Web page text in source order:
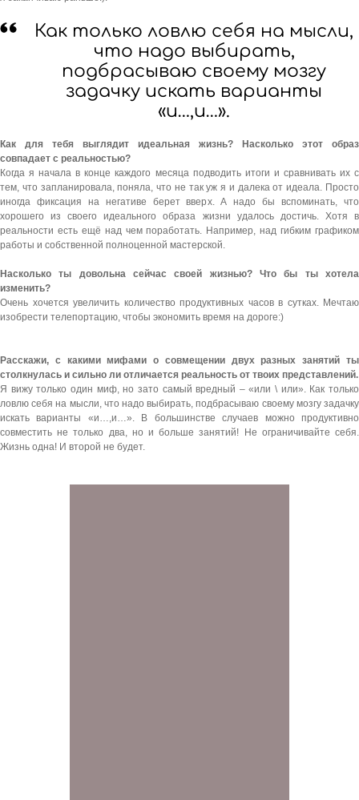
Как только ловлю себя на мысли,
что надо выбирать,
подбрасываю своему мозгу
задачку искать варианты
«и…,и…».
Как для тебя выглядит идеальная жизнь? Насколько этот образ
совпадает с реальностью?
Когда я начала в конце каждого месяца подводить итоги и сравнивать их с
тем, что запланировала, поняла, что не так уж я и далека от идеала. Просто
иногда фиксация на негативе берет вверх. А надо бы вспоминать, что
хорошего из своего идеального образа жизни удалось достичь. Хотя в
реальности есть ещё над чем поработать. Например, над гибким графиком
работы и собственной полноценной мастерской.
Насколько ты довольна сейчас своей жизнью? Что бы ты хотела
изменить?
Очень хочется увеличить количество продуктивных часов в сутках. Мечтаю
изобрести телепортацию, чтобы экономить время на дороге:)
Расскажи, с какими мифами о совмещении двух разных занятий ты
столкнулась и сильно ли отличается реальность от твоих представлений.
Я вижу только один миф, но зато самый вредный – «или \ или». Как только
ловлю себя на мысли, что надо выбирать, подбрасываю своему мозгу задачку
искать варианты «и…,и…». В большинстве случаев можно продуктивно
совместить не только два, но и больше занятий! Не ограничивайте себя.
Жизнь одна! И второй не будет.